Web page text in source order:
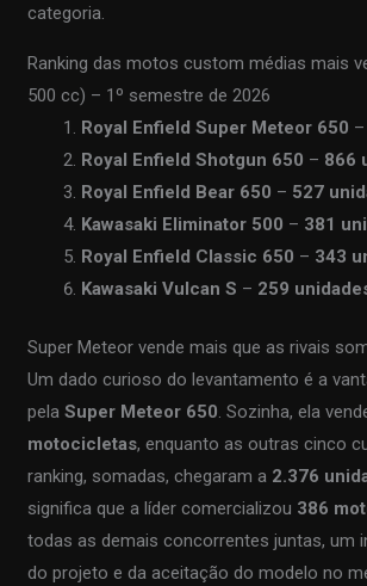
categoria.
Ranking das motos custom médias mais
500 cc) – 1º semestre de 2026
Royal Enfield Super Meteor 650 –
Royal Enfield Shotgun 650 – 866
Royal Enfield Bear 650 – 527
Kawasaki Eliminator 500 – 381
Royal Enfield Classic 650 – 343
Kawasaki Vulcan S – 259
Super Meteor vende mais que as rivais
Um dado curioso do levantamento é a
pelaSuper Meteor 650. Sozinha, ela
motocicletas, enquanto as outras cinco
ranking, somadas, chegaram a 2.376
significa que a líder comercializou 386
todas as demais concorrentes juntas, um
do projeto e da aceitação do modelo no